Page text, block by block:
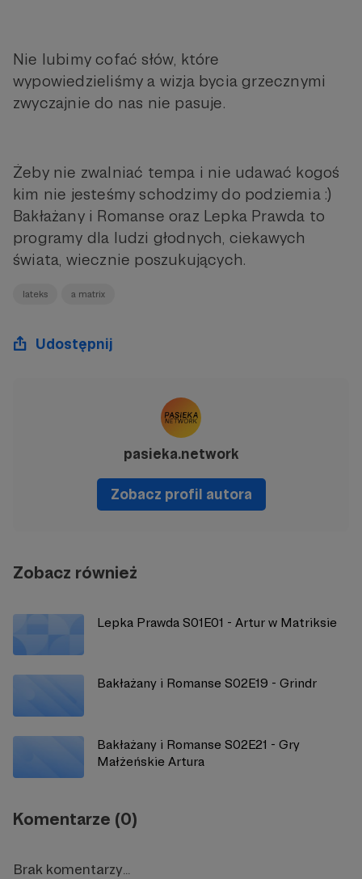
Nie lubimy cofać słów, które
wypowiedzieliśmy a wizja bycia grzecznymi
zwyczajnie do nas nie pasuje.
Żeby nie zwalniać tempa i nie udawać kogoś
kim nie jesteśmy schodzimy do podziemia :)
Bakłażany i Romanse oraz Lepka Prawda to
programy dla ludzi głodnych, ciekawych
świata, wiecznie poszukujących.
lateks a matrix
Udostępnij
pasieka.network
Zobacz profil autora
Zobacz również
Lepka Prawda S01E01 - Artur w Matriksie
Bakłażany i Romanse S02E19 - Grindr
Bakłażany i Romanse S02E21 - Gry
Małżeńskie Artura
Komentarze (0)
Brak komentarzy...